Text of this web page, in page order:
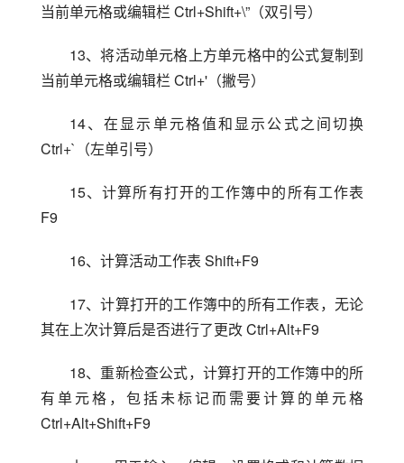
当前单元格或编辑栏 Ctrl+Shift+\”（双引号）
13、将活动单元格上方单元格中的公式复制到
当前单元格或编辑栏 Ctrl+'（撇号）
14、在显示单元格值和显示公式之间切换
Ctrl+`（左单引号）
15、计算所有打开的工作簿中的所有工作表
F9
16、计算活动工作表 Shift+F9
17、计算打开的工作簿中的所有工作表，无论
其在上次计算后是否进行了更改 Ctrl+Alt+F9
18、重新检查公式，计算打开的工作簿中的所
有单元格，包括未标记而需要计算的单元格
Ctrl+Alt+Shift+F9